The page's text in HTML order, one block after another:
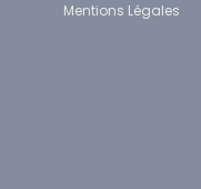
Mentions Légales